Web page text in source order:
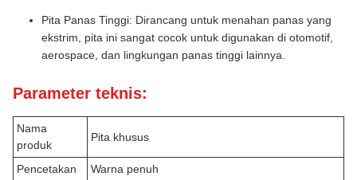
Pita Panas Tinggi: Dirancang untuk menahan panas yang
ekstrim, pita ini sangat cocok untuk digunakan di otomotif,
aerospace, dan lingkungan panas tinggi lainnya.
Parameter teknis:
Nama
produk
Pita khusus
Pencetakan
Warna penuh